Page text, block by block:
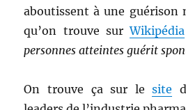
aboutissent à une guérison
qu’on trouve surWikipédia
personnes atteintes guérit
On trouve ça sur lesite